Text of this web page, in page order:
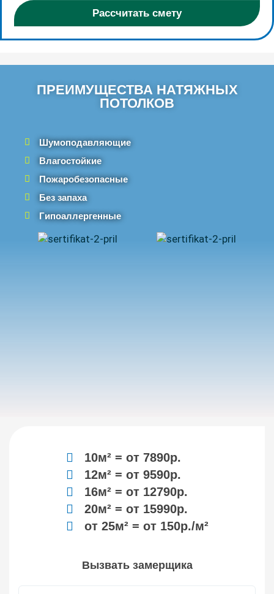
Рассчитать смету
ПРЕИМУЩЕСТВА НАТЯЖНЫХ
ПОТОЛКОВ
Шумоподавляющие
Влагостойкие
Пожаробезопасные
Без запаха
Гипоаллергенные
10м² = от 7890р.
12м² = от 9590р.
16м² = от 12790р.
20м² = от 15990р.
от 25м² = от 150р./м²
Вызвать замерщика